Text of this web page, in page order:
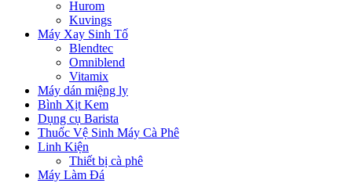
Hurom
Kuvings
Máy Xay Sinh Tố
Blendtec
Omniblend
Vitamix
Máy dán miệng ly
Bình Xịt Kem
Dụng cụ Barista
Thuốc Vệ Sinh Máy Cà Phê
Linh Kiện
Thiết bị cà phê
Máy Làm Đá